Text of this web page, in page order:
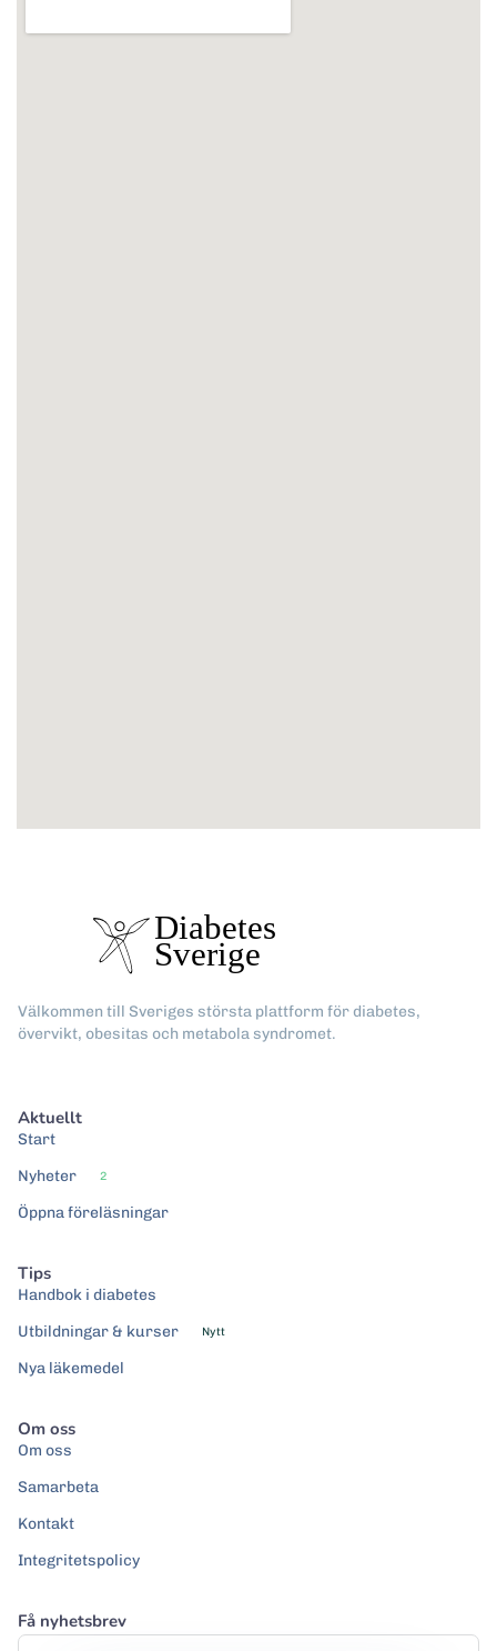
Välkommen till Sveriges största plattform för diabetes,
övervikt, obesitas och metabola syndromet.
Aktuellt
Start
Nyheter
2
Öppna föreläsningar
Tips
Handbok i diabetes
Utbildningar & kurser
Nytt
Nya läkemedel
Om oss
Om oss
Samarbeta
Kontakt
Integritetspolicy
Få nyhetsbrev